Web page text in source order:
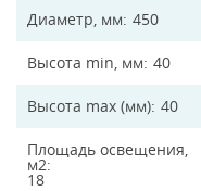
Диаметр, мм 450
Высота min, мм 40
Высота max (мм) 40
Площадь освещения,
м2
18